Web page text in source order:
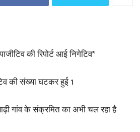
की रिपोर्ट आई निगेटिव*
की संख्या घटकर हुई 1
गांव के संक्रमित का अभी चल रहा है